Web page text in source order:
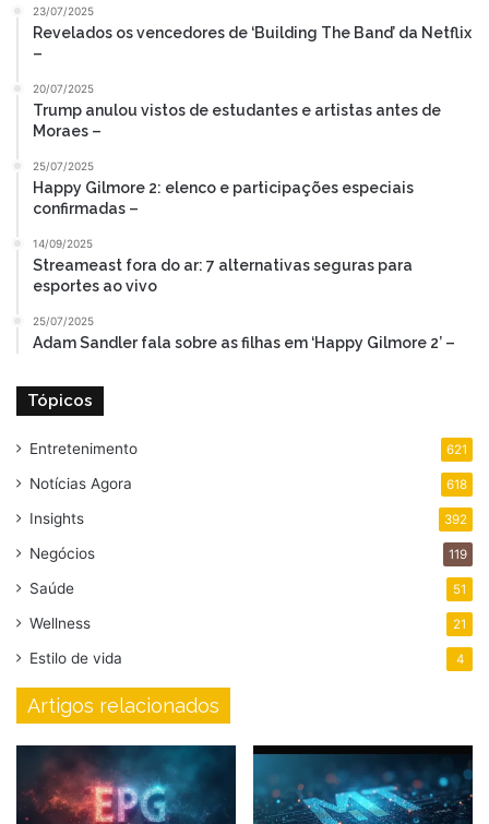
23/07/2025
Revelados os vencedores de ‘Building The Band’ da Netflix
–
20/07/2025
Trump anulou vistos de estudantes e artistas antes de
Moraes –
25/07/2025
Happy Gilmore 2: elenco e participações especiais
confirmadas –
14/09/2025
Streameast fora do ar: 7 alternativas seguras para
esportes ao vivo
25/07/2025
Adam Sandler fala sobre as filhas em ‘Happy Gilmore 2’ –
Tópicos
Entretenimento 621
Notícias Agora 618
Insights 392
Negócios 119
Saúde 51
Wellness 21
Estilo de vida 4
Artigos relacionados